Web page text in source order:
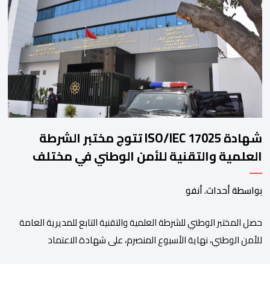
العمل الداخلي. ​وشهد اللقاء تجديد الثقة المتبادلة بين القيادة التنفيذية
للاتحاد، حيث أكد المجتمعون دعمهم الكامل للرئيس إنفانتينو باعتباره
المسؤول الوحيد المباشر والمنتخب من قِبل 211 اتحادا […]
شهادة ISO/IEC 17025 تتوج مختبر الشرطة
العلمية والتقنية للأمن الوطني في مختلف
الخبرات الجنائية
بواسطة أحداث. أنفو
حصل المختبر الوطني للشرطة العلمية والتقنية التابع للمديرية العامة
للأمن الوطني، نهاية الأسبوع المنصرم، على شهادة الاعتماد